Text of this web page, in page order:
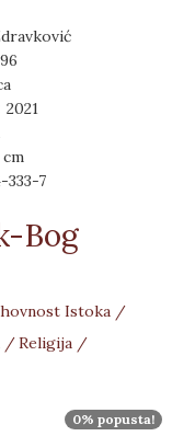
2021
cm
333-7
Bog
Istoka /
/Religija /
0% popusta!